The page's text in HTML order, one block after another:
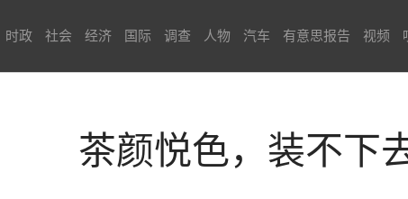
时政 社会 经济 国际 调查 人物 汽车 有意思报告 视频
茶颜悦色，装不下